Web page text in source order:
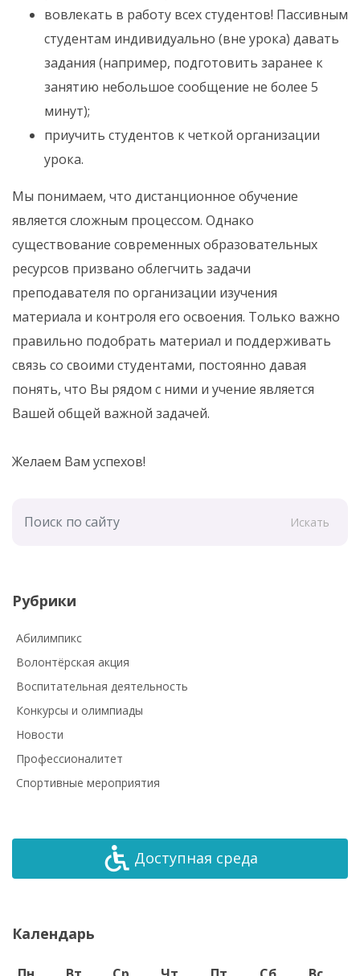
вовлекать в работу всех студентов! Пассивным
студентам индивидуально (вне урока) давать
задания (например, подготовить заранее к
занятию небольшое сообщение не более 5
минут);
приучить студентов к четкой организации
урока.
Мы понимаем, что дистанционное обучение
является сложным процессом. Однако
существование современных образовательных
ресурсов призвано облегчить задачи
преподавателя по организации изучения
материала и контроля его освоения. Только важно
правильно подобрать материал и поддерживать
связь со своими студентами, постоянно давая
понять, что Вы рядом с ними и учение является
Вашей общей важной задачей.
Желаем Вам успехов!
Искать
Рубрики
Абилимпикс
Волонтёрская акция
Воспитательная деятельность
Конкурсы и олимпиады
Новости
Профессионалитет
Спортивные мероприятия
Доступная среда
Календарь